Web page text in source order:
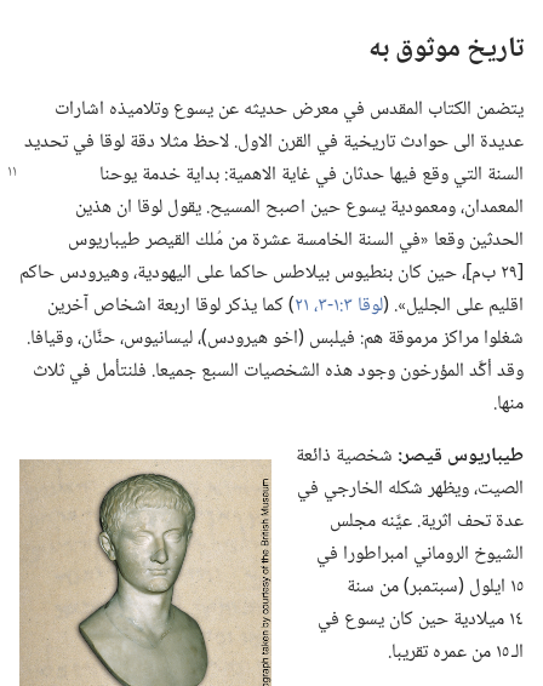
تاريخ موثوق به
يتضمن الكتاب المقدس في معرض حديثه عن يسوع وتلاميذه اشارات
عديدة الى حوادث تاريخية في القرن الاول.‏ لاحظ مثلا دقة لوقا في تحديد
السنة التيوقع فيها حدثان في غاية الاهمية:‏ بداية خدمة يوحنا
المعمدان،‏ ومعمودية يسوع حين اصبح المسيح.‏ يقول لوقا ان هذين
الحدثين وقعا «في السنة الخامسة عشرة من مُلك القيصر طيباريوس
[٢٩ ب‌م]،‏ حين كان بنطيوس بيلاطس حاكما على اليهودية،‏ وهيرودس حاكم
اقليم على الجليل».‏ (‏لوقا ٣:‏١-‏٣،‏
‏)‏ كما يذكر لوقا اربعة اشخاص آخرين
شغلوا مراكز مرموقة هم:‏ فيلبس (‏اخو هيرودس)‏،‏ ليسانيوس،‏ حنَّان،‏ وقيافا.‏
وقد أكَّد المؤرخون وجود هذه الشخصيات السبع جميعا.‏ فلنتأمل في ثلاث
منها.‏
طيباريوس قيصر:‏ شخصية ذائعة
الصيت،‏ ويظهر شكله الخارجي في
عدة تحف اثرية.‏ عيَّنه مجلس
الشيوخ الروماني امبراطورا في
١٥ ايلول (‏سبتمبر)‏ من سنة
١٤ ميلادية حين كان يسوع في
الـ‍ ١٥ من عمره تقريبا.‏